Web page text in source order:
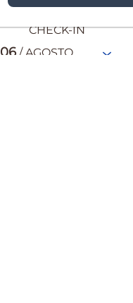
CHECK-IN
06 / AGOSTO